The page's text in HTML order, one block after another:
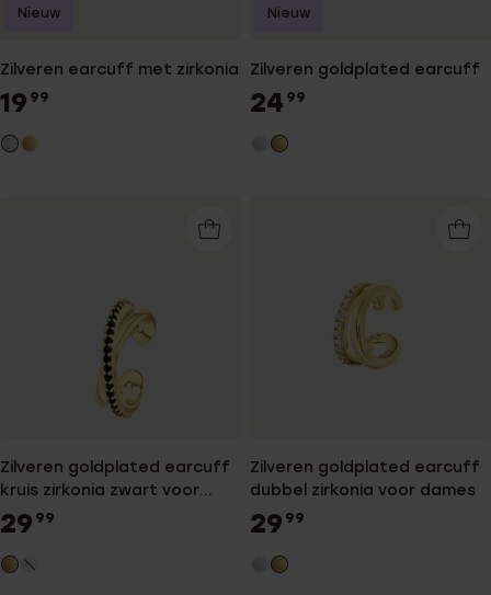
Zilveren earcuff met zirkonia
19 99
Nieuw
Zilveren goldplated earcuff
24 99
Nieuw
Zilveren goldplated earcuff
kruis zirkonia zwart voor
dames
29 99
Zilveren goldplated earcuff
dubbel zirkonia voor dames
29 99